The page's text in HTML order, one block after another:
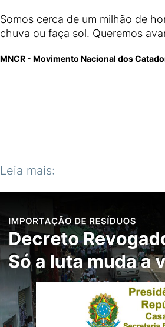
Somos cerca de um milhão de
chuva ou faça sol. Queremos
MNCR - Movimento Nacional dos
Leia mais: